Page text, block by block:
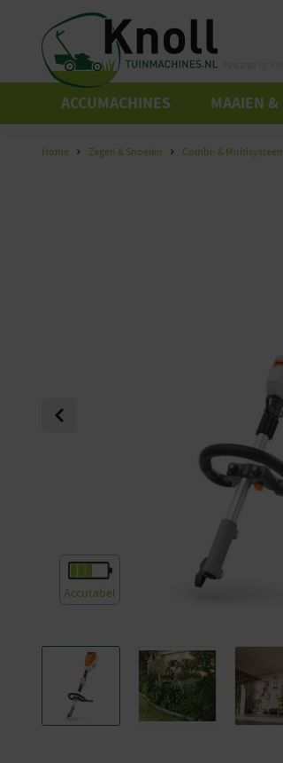
ACCUMACHINES MAAIEN &
Home Zagen & Snoeien Combi- &
Accutabel
Previous